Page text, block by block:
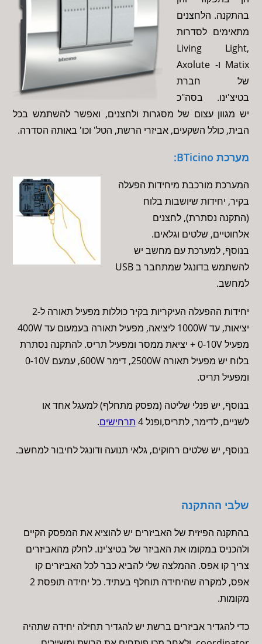
בהתקנה. הלחצנים
מתאימים לסדרות
Living Light,
Matix ו- Axolute
של חברת
בטיצ'ינו. בסה"כ
יש מגוון עצום של מסגרות ולחצנים, ואפשר להשתמש בכל
הבית, כולל השקעים, אביזרי הרשת, הטל' וכו' באותה הסדרה.
מערכת BTicino:
המערכת מורכבת מיחידות הפעלה
בקיר, יחידות שיושבות בלוח
(התקנה נסתרת), לחצנים
אלחוטיים, שלטים וגלאים.
בנוסף, למערכת עם מחשב יש
להשתמש בדונגל שמתחבר ב USB
למחשב.
יחידות ההפעלה העיקריות בקיר כוללות מפעיל תאורה ל-2
יציאות, עד 1000W ליציאה, מפעיל תאורה בעמעום עד 400W
מפעיל 0-10V + יציאת ממסר ומפעיל תריס. להתקנה נסתרת
בלוח יש מפעיל תאורה 2500W, דימר 600W, עמעם 0-10V
ומפעיל תריס.
בנוסף, יש פנלי שליטה (מפסק מתחלף) למעגל אחד או
לשניים, לדימר, לתריס,ופנל 4
תרחישים.
בנוסף, יש שלטים רחוקים, גלאי תנועה ודונגל לחיבור למחשב.
שלבי ההתקנה
בהתקנה הפיזית של האביזרים יש להוציא את המפסק הקיים
ולהכניס במקומו את האביזר של בטיצ'ינו. לחלק מהאביזרים
צריך קו אפס. ההמלצה שלי להביא כבר לכל האביזרים קו
אפס, למקרה שהיחידה תוחלף בעתיד. כל יחידה תופסת 2
מקומות.
כדי להגדיר אביזרים ברשת יש להגדיר תחילה יחידה שתהיה